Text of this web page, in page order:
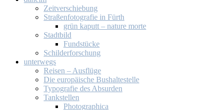
Zeit­ver­schie­bung
Stra­ßen­fo­to­gra­fie in Fürth
grün ka­putt – na­tu­re mor­te
Stadt­bild
Fund­stü­cke
Schil­der­for­schung
un­ter­wegs
Rei­sen – Aus­flü­ge
Die eu­ro­päi­sche Bus­hal­te­stel­le
Ty­po­gra­fie des Ab­sur­den
Tank­stel­len
Pho­to­gra­phi­ca